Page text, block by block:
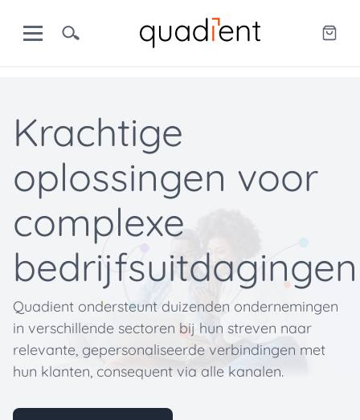
Krachtige
oplossingen voor
complexe
bedrijfsuitdagingen
Quadient ondersteunt duizenden ondernemingen
in verschillende sectoren bij hun streven naar
relevante, gepersonaliseerde verbindingen met
hun klanten, consequent via alle kanalen.